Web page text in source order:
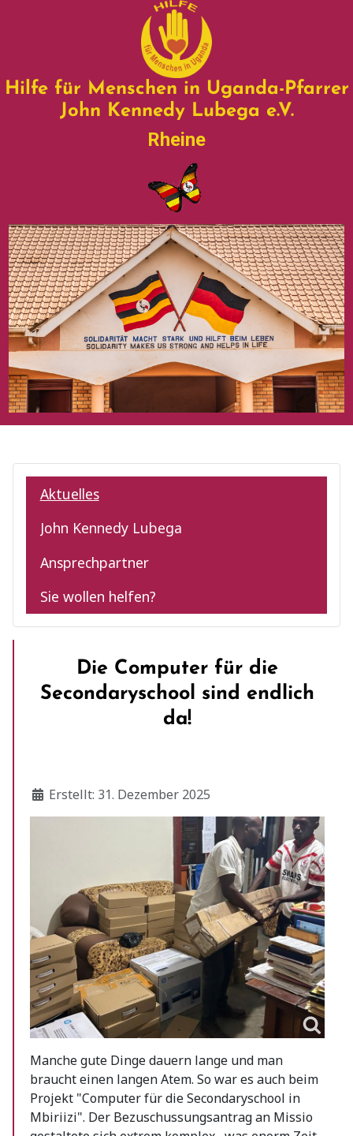
Hilfe für Menschen in Uganda-Pfarrer
John Kennedy Lubega e.V.
Rheine
Aktuelles
John Kennedy Lubega
Ansprechpartner
Sie wollen helfen?
Die Computer für die
Secondaryschool sind endlich
da!
Details
Erstellt: 31. Dezember 2025
Manche gute Dinge dauern lange und man
braucht einen langen Atem. So war es auch beim
Projekt "Computer für die Secondaryschool in
Mbiriizi". Der Bezuschussungsantrag an Missio